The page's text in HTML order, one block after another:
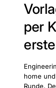
per
home
Runde.